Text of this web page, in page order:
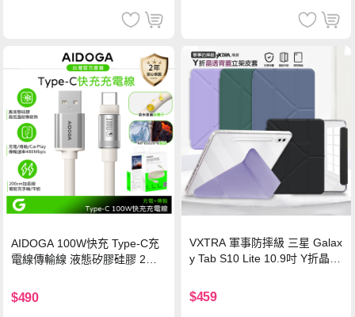
AIDOGA 100W快充 Type-C充
電線傳輸線 液態矽膠硅膠 2M
$490
VXTRA 軍事防摔級 三星 Galax
y Tab S10 Lite 10.9吋 Y折晶透
$459